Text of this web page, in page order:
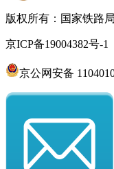
版权所有：国家铁路
京ICP备19004382号-
京公网安备